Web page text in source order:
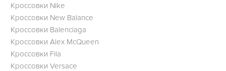
Кроссовки Nike
Кроссовки New Balance
Кроссовки Balenciaga
Кроссовки Alex McQueen
Кроссовки Fila
Кроссовки Versace